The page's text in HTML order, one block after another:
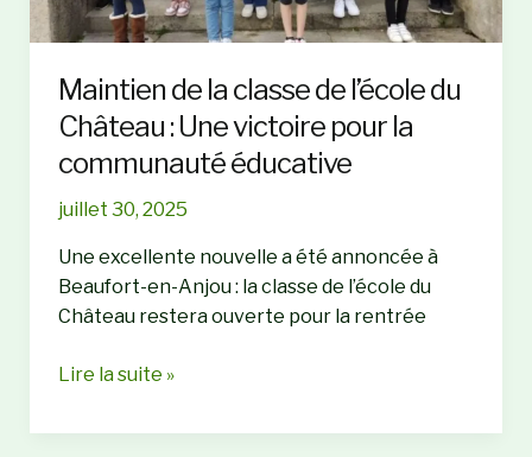
l’Art
Contemporain
Maintien de la classe de l’école du
Château : Une victoire pour la
communauté éducative
juillet 30, 2025
Une excellente nouvelle a été annoncée à
Beaufort-en-Anjou : la classe de l’école du
Château restera ouverte pour la rentrée
Maintien
la
Lire la suite »